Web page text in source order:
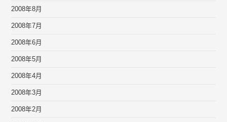
2008年8月
2008年7月
2008年6月
2008年5月
2008年4月
2008年3月
2008年2月